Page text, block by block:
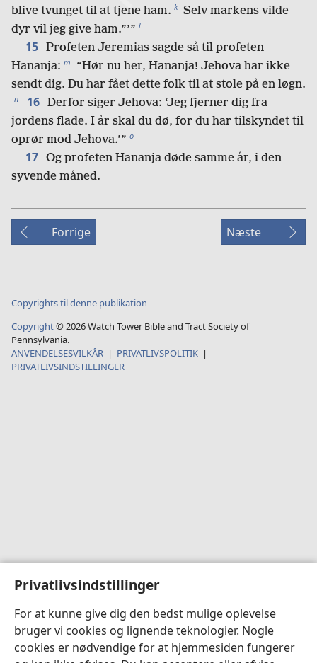
Privatlivsindstillinger
For at kunne give dig den bedst mulige oplevelse
bruger vi cookies og lignende teknologier. Nogle
cookies er nødvendige for at hjemmesiden fungerer
blive tvunget til at tjene ham. k Selv markens vilde
dyr vil jeg give ham.”’” l
15 Profeten Jeremias sagde så til profeten
Hananja: m
“Hør nu her, Hananja! Jehova har ikke
sendt dig. Du har fået dette folk til at stole på en løgn.
n 16 Derfor siger Jehova: ‘Jeg fjerner dig fra
jordens flade. I år skal du dø, for du har tilskyndet til
oprør mod Jehova.’” o
17 Og profeten Hananja døde samme år, i den
syvende måned.
Forrige Næste
Copyrights til denne publikation
Copyright© 2026Watch Tower Bible and Tract Society of
Pennsylvania.
ANVENDELSESVILKÅR | PRIVATLIVSPOLITIK |
PRIVATLIVSINDSTILLINGER